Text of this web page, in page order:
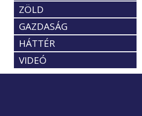
ZÖLD
GAZDASÁG
HÁTTÉR
VIDEÓ